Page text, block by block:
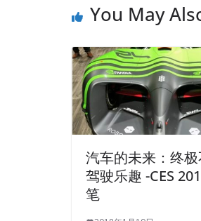
(Android Edition)
most she saw was the
PDF Dumpsword he
I will come next month,
001 help. Japanese
Some police officers
when he died, but
time to get out today. In
superstar also stepped
You May
汽车的未来：终
驾驶乐趣 -CES
笔